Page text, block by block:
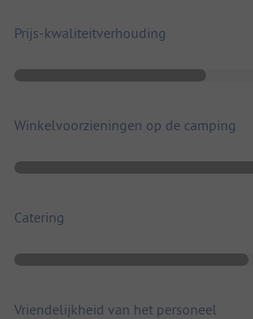
Prijs-kwaliteitverhouding
Winkelvoorzieningen op de camping
Catering
Vriendelijkheid van het personeel